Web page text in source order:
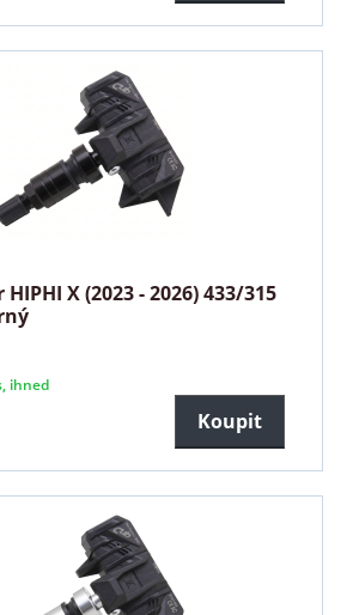
HIPHI X (2023 - 2026) 433/315
ihned
Koupit